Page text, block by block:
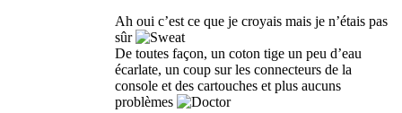
Ah oui c’est ce que je croyais mais je n’étais pas
sûr
De toutes façon, un coton tige un peu d’eau
écarlate, un coup sur les connecteurs de la
console et des cartouches et plus aucuns
problèmes